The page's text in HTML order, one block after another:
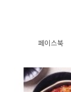
페이스북